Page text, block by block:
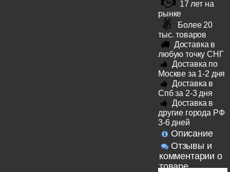
17 лет на
рынке
Более 20
тыс. товаров
Доставка в
любую точку СНГ
Доставка по
Москве за 1-2 дня
Доставка в
Спб за 2-3 дня
Доставка в
другие города РФ
3-6 дней
Описание
Отзывы и
комментарии о
товаре